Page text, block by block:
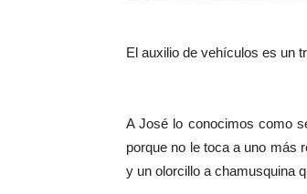
El auxilio de vehículos es un
A José lo conocimos como
porque no le toca a uno más
y un olorcillo a chamusquina